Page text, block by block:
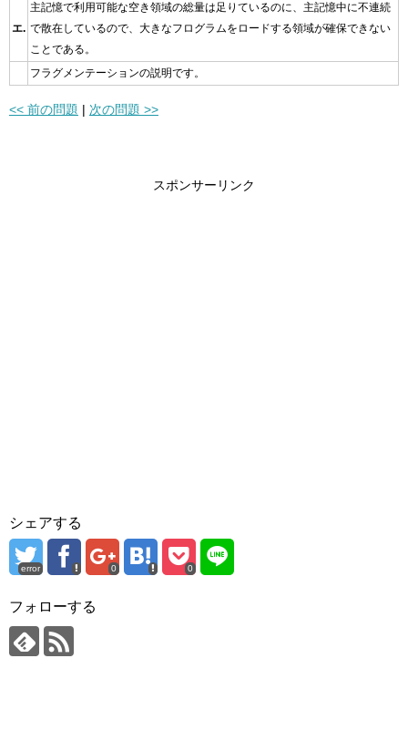
エ.
主記憶で利用可能な空き領域の総量は足りているのに、主記憶中に不連続
で散在しているので、大きなフログラムをロードする領域が確保できない
ことである。
フラグメンテーションの説明です。
<< 前の問題 | 次の問題 >>
スポンサーリンク
シェアする
error 0 0
フォローする